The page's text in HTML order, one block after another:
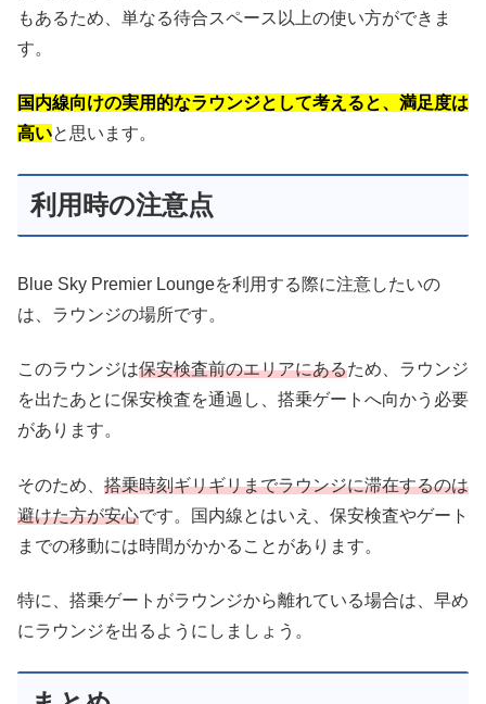
もあるため、単なる待合スペース以上の使い方ができま
す。
国内線向けの実用的なラウンジとして考えると、満足度は
高いと思います。
利用時の注意点
Blue Sky Premier Loungeを利用する際に注意したいの
は、ラウンジの場所です。
このラウンジは保安検査前のエリアにあるため、ラウンジ
を出たあとに保安検査を通過し、搭乗ゲートへ向かう必要
があります。
そのため、 搭乗時刻ギリギリまでラウンジに滞在するのは
避けた方が安心です。国内線とはいえ、保安検査やゲート
までの移動には時間がかかることがあります。
特に、搭乗ゲートがラウンジから離れている場合は、早め
にラウンジを出るようにしましょう。